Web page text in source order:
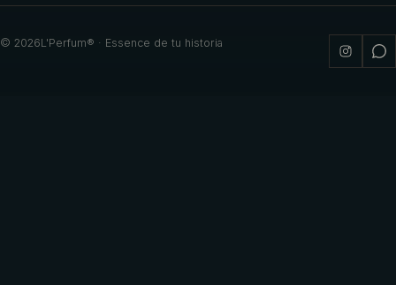
© 2026L'Perfum® · Essence de tu historia